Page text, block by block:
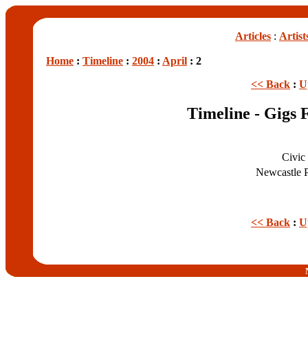
Articles :
Home : Timeline : 2004 : April : 2
<< Back :
Timeline - Gigs
Civic
Newcastle
<< Back :